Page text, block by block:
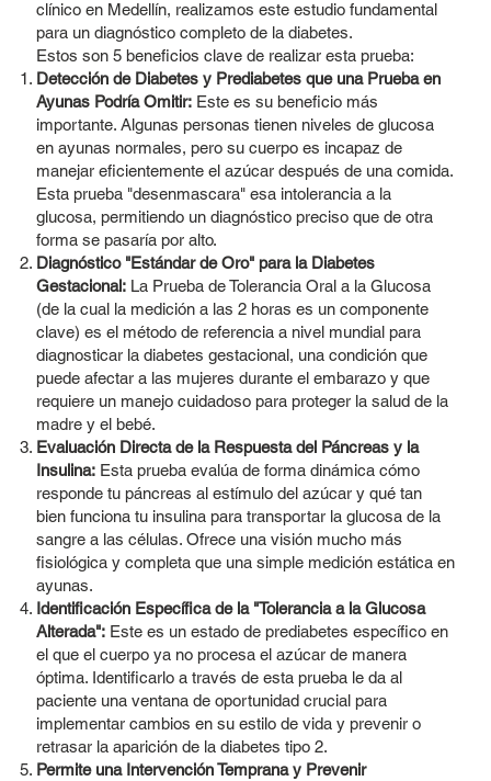
clínico en Medellín, realizamos este estudio fundamental
para un diagnóstico completo de la diabetes.
Estos son 5 beneficios clave de realizar esta prueba:
Detección de Diabetes y Prediabetes que una Prueba en
Ayunas Podría Omitir:Este es su beneficio más
importante. Algunas personas tienen niveles de glucosa
en ayunas normales, pero su cuerpo es incapaz de
manejar eficientemente el azúcar después de una comida.
Esta prueba "desenmascara" esa intolerancia a la
glucosa, permitiendo un diagnóstico preciso que de otra
forma se pasaría por alto.
Diagnóstico "Estándar de Oro" para la Diabetes
Gestacional:La Prueba de Tolerancia Oral a la Glucosa
(de la cual la medición a las 2 horas es un componente
clave) es el método de referencia a nivel mundial para
diagnosticar la diabetes gestacional, una condición que
puede afectar a las mujeres durante el embarazo y que
requiere un manejo cuidadoso para proteger la salud de la
madre y el bebé.
Evaluación Directa de la Respuesta del Páncreas y la
Insulina:Esta prueba evalúa de forma dinámica cómo
responde tu páncreas al estímulo del azúcar y qué tan
bien funciona tu insulina para transportar la glucosa de la
sangre a las células. Ofrece una visión mucho más
fisiológica y completa que una simple medición estática en
ayunas.
Identificación Específica de la "Tolerancia a la Glucosa
Alterada":Este es un estado de prediabetes específico en
el que el cuerpo ya no procesa el azúcar de manera
óptima. Identificarlo a través de esta prueba le da al
paciente una ventana de oportunidad crucial para
implementar cambios en su estilo de vida y prevenir o
retrasar la aparición de la diabetes tipo 2.
Permite una Intervención Temprana y Prevenir